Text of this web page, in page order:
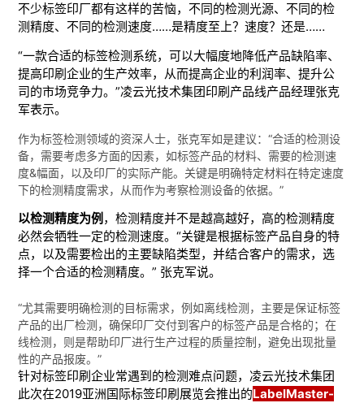
不少标签印厂都有这样的苦恼，不同的检测光源、不同的检
测精度、不同的检测速度……是精度至上？速度？还是……
“一款合适的标签检测系统，可以大幅度地降低产品缺陷率、
提高印刷企业的生产效率，从而提高企业的利润率、提升公
司的市场竞争力。”凌云光技术集团印刷产品线产品经理张克
军表示。
作为标签检测领域的资深人士，张克军如是建议：“合适的检测设
备，需要考虑多方面的因素，如标签产品的材料、需要的检测速
度&幅面，以及印厂的实际产能。 关键是明确特定材料在特定速度
下的检测精度需求，从而作为考察检测设备的依据。”
以检测精度为例 ，检测精度并不是越高越好，高的检测精度
必然会牺牲一定的检测速度。“关键是根据标签产品自身的特
点，以及需要检出的主要缺陷类型，并结合客户的需求，选
择一个合适的检测精度。” 张克军说。
“尤其需要明确检测的目标需求，例如离线检测，主要是保证标签
产品的出厂检测，确保印厂交付到客户的标签产品是合格的；在
线检测，则是帮助印厂进行生产过程的质量控制，避免出现批量
性的产品报废。”
针对标签印刷企业常遇到的检测难点问题，凌云光技术集团
此次在2019亚洲国际标签印刷展览会推出的LabelMaster-